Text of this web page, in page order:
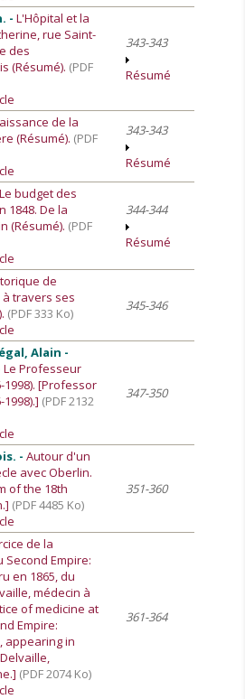
-L'Hôpital et la
rue Saint-
des
(Résumé). (PDF
343-343
Résumé
de la
(Résumé). (PDF
343-343
Résumé
Le budget des
1848. De la
(Résumé). (PDF
344-344
Résumé
de
travers ses
(PDF 333 Ko)
345-346
Alain -
Le Professeur
1998). [Professor
(PDF 2132
347-350
-Autour d'un
avec Oberlin.
of the 18th
(PDF 4485 Ko)
351-360
de la
Empire:
en 1865, du
médecin à
of medicine at
Empire:
appearing in
(PDF 2074 Ko)
361-364